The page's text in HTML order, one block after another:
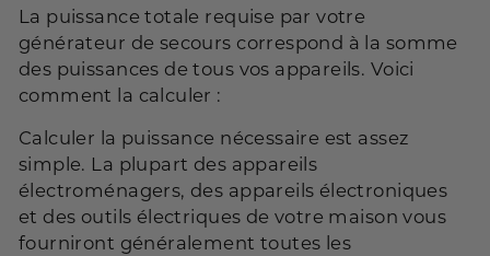
La puissance totale requise par votre
générateur de secours correspond à la somme
des puissances de tous vos appareils. Voici
comment la calculer :
Calculer la puissance nécessaire est assez
simple. La plupart des appareils
électroménagers, des appareils électroniques
et des outils électriques de votre maison vous
fourniront généralement toutes les